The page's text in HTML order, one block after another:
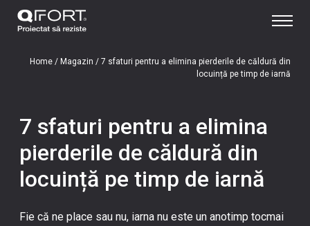
Home/ Magazin / 7 sfaturi pentru a elimina pierderile de căldură din
locuință pe timp de iarnă
7 sfaturi pentru a elimina
pierderile de căldură din
locuință pe timp de iarnă
Fie că ne place sau nu, iarna nu este un anotimp tocmai